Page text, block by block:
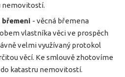
nemovitostí.
břemeni - věcná břemena
vlastníka věci ve prospěch
velmi využívaný protokol
věcí. Ke smlouvě zhotovíme
katastru nemovitostí.